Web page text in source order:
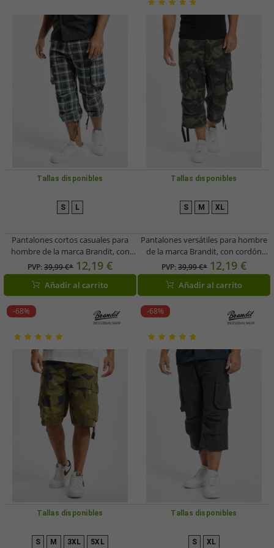
Tallas disponibles
S L
Pantalones cortos casuales para
hombre de la marca Brandit, con
bolsillos con cremallera, de algodón,
color gris.
PVP:39,99 €* 12,19 €
Añadir al carrito
Tallas disponibles
S M XL
Pantalones versátiles para hombre
de la marca Brandit, con cordón
ajustable, bolsillos, algodón y
estampado de camuflaje.
PVP:39,99 €* 12,19 €
Añadir al carrito
-68%
Tallas disponibles
S M 3XL 5XL
-68%
Tallas disponibles
S XL